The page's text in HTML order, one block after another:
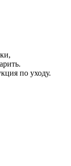
по уходу.